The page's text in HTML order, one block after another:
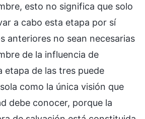
esto no significa que solo
a cabo esta etapa por sí
anteriores no sean necesarias
de la influencia de
etapa de las tres puede
como la única visión que
debe conocer, porque la